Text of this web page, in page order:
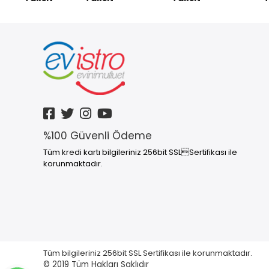
Not Defteri
SÜPERMARKET
%100 Güvenli Ödeme
Tüm kredi kartı bilgileriniz 256bit SSLSertifikası ile
korunmaktadır.
Tüm bilgileriniz 256bit SSL Sertifikası ile korunmaktadır.
© 2019 Tüm Hakları Saklıdır